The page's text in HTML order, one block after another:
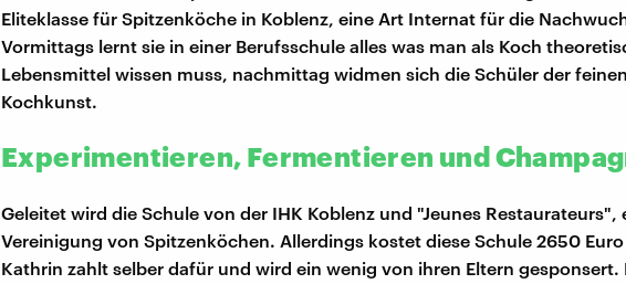
Eliteklasse für Spitzenköche in Koblenz, eine Art Internat für die
Vormittags lernt sie in einer Berufsschule alles was man als Koch
Lebensmittel wissen muss, nachmittag widmen sich die Schüler der feinen
Kochkunst.
Experimentieren, Fermentieren und
Geleitet wird die Schule von der IHK Koblenz und "Jeunes Restaurateurs",
Vereinigung von Spitzenköchen. Allerdings kostet diese Schule 2650 Euro
Kathrin zahlt selber dafür und wird ein wenig von ihren Eltern gesponsert.